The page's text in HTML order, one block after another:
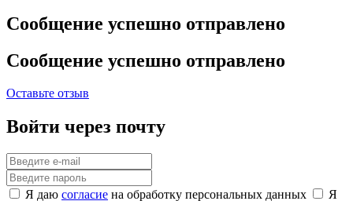
Сообщение успешно отправлено
Сообщение успешно отправлено
Оставьте отзыв
Войти через почту
Я даю согласие на обработку персональных данных
Я